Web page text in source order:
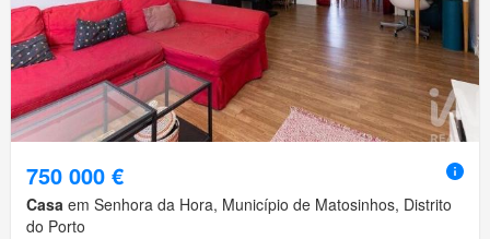
750 000 €
Casa em Senhora da Hora, Município de Matosinhos, Distrito
do Porto